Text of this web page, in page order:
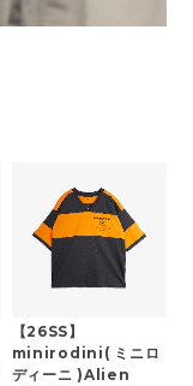
【26SS】
minirodini( ミニロ
ディーニ )Alien